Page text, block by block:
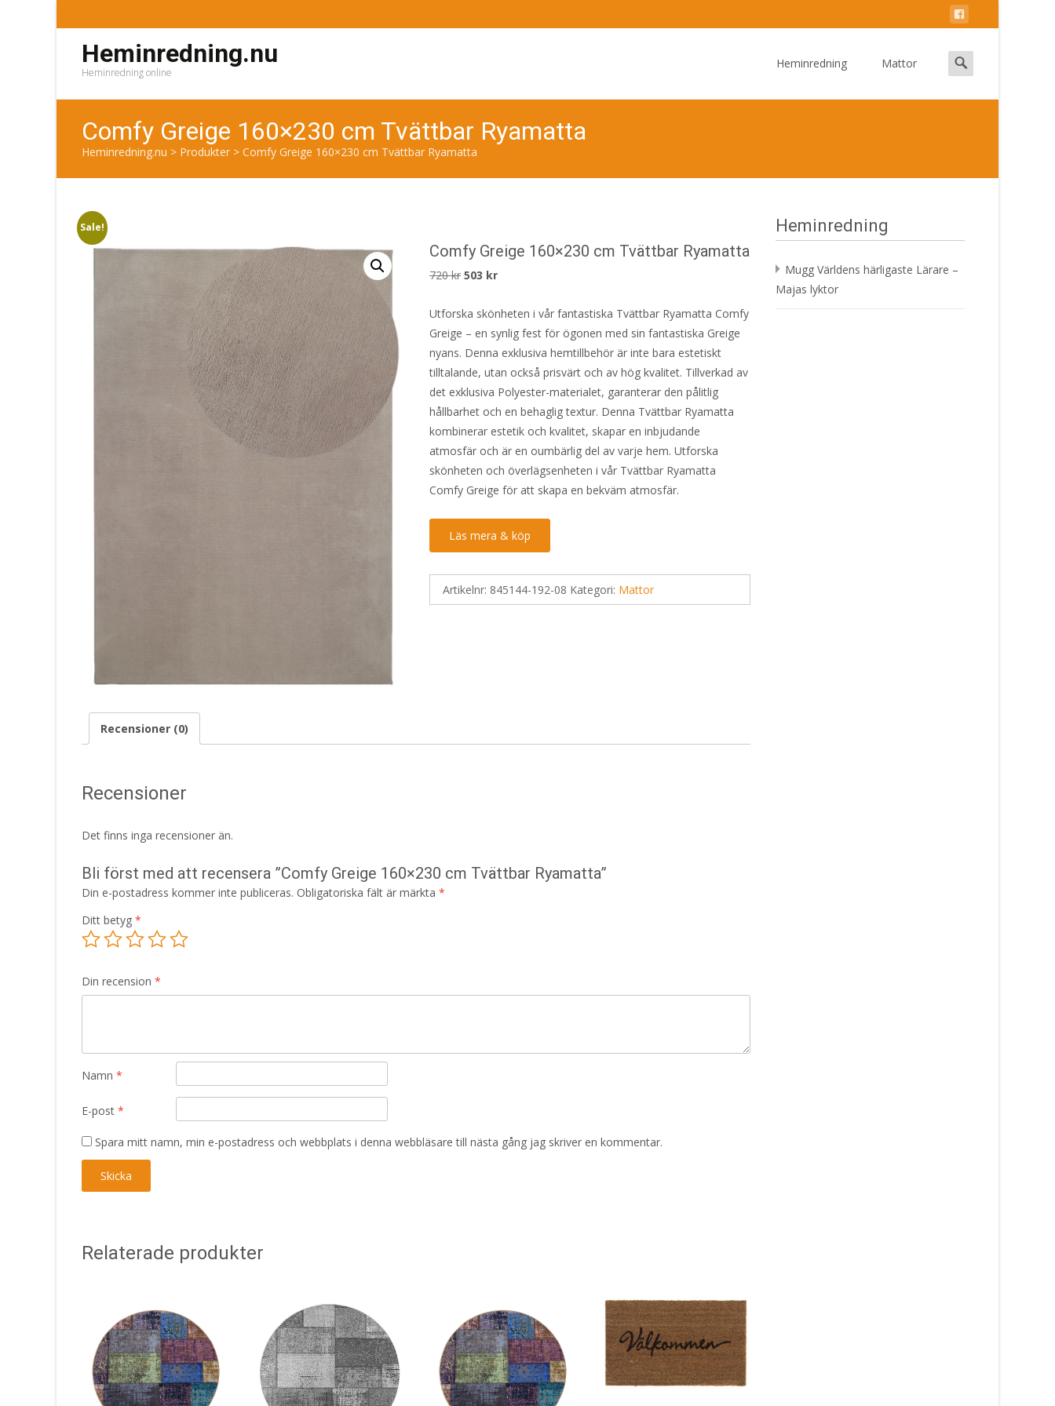
Heminredning.nu
Heminredning online
Heminredning Mattor
Search
for:
Comfy Greige 160×230 cm Tvättbar Ryamatta
Heminredning.nu > Produkter > Comfy Greige 160×230 cm Tvättbar Ryamatta
Sale!
Comfy Greige 160×230 cm Tvättbar Ryamatta
720kr Det
priset
var:
720 kr.
503 krDet
priset
är:
503 kr.
Utforska skönheten i vår fantastiska Tvättbar Ryamatta Comfy
Greige – en synlig fest för ögonen med sin fantastiska Greige
nyans. Denna exklusiva hemtillbehör är inte bara estetiskt
tilltalande, utan också prisvärt och av hög kvalitet. Tillverkad av
det exklusiva Polyester-materialet, garanterar den pålitlig
hållbarhet och en behaglig textur. Denna Tvättbar Ryamatta
kombinerar estetik och kvalitet, skapar en inbjudande
atmosfär och är en oumbärlig del av varje hem. Utforska
skönheten och överlägsenheten i vår Tvättbar Ryamatta
Comfy Greige för att skapa en bekväm atmosfär.
Läs mera & köp
Artikelnr: 845144-192-08 Kategori: Mattor
Recensioner (0)
Recensioner
Det finns inga recensioner än.
Bli först med att recensera ”Comfy Greige 160×230 cm Tvättbar Ryamatta”
Din e-postadress kommer inte publiceras. Obligatoriska fält är märkta *
Ditt betyg *
Din recension *
Namn *
E-post *
Spara mitt namn, min e-postadress och webbplats i denna webbläsare till nästa gång jag skriver en kommentar.
Relaterade produkter
Heminredning
Mugg Världens härligaste Lärare –
Majas lyktor